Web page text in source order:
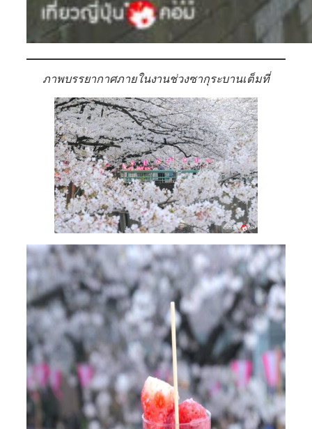
ภาพบรรยากาศภายในงานช่วงซากุระบานเต็มที่